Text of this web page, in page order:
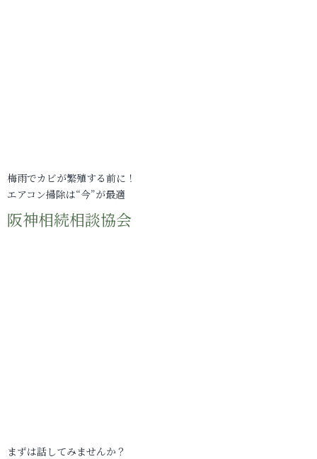
梅雨でカビが繁殖する前に！
エアコン掃除は“今”が最適
阪神相続相談協会
まずは話してみませんか？